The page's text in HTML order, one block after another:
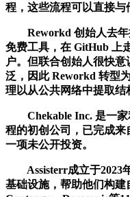
程，这些流程可以直接与
Reworkd 创始人去年
免费工具，在 GitHub 上
户。但联合创始人很快
泛，因此 Reworkd 转型
理以从公共网络中提取结
Chekable Inc. 是一家
程的初创公司，已完成
一项未公开投资。
Assisterr成立于2023
基础设施，帮助他们构